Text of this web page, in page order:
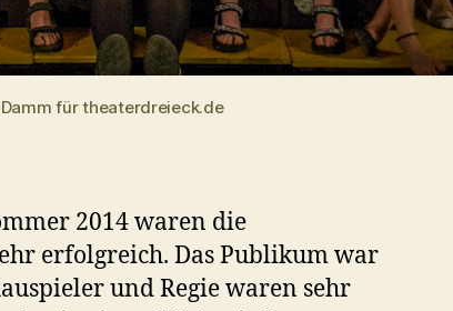
Damm für theaterdreieck.de
2014 waren die
erfolgreich. Das Publikum war
und Regie waren sehr